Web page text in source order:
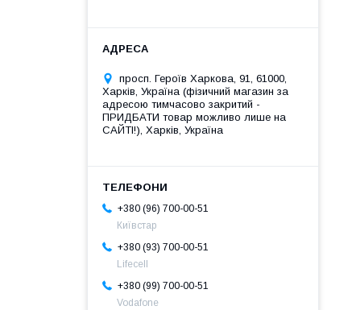
просп. Героїв Харкова, 91, 61000,
Харків, Україна (фізичний магазин за
адресою тимчасово закритий -
ПРИДБАТИ товар можливо лише на
САЙТІ!), Харків, Україна
+380 (96) 700-00-51
Київстар
+380 (93) 700-00-51
Lifecell
+380 (99) 700-00-51
Vodafone